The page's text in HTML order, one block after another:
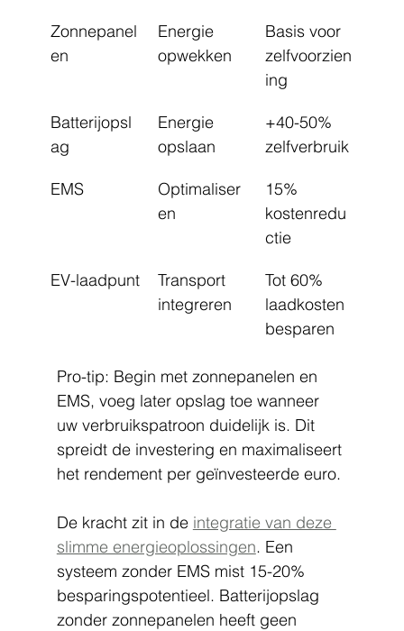
Zonnepanel
en
Energie
opwekken
Basis voor
zelfvoorzien
ing
Batterijopsl
ag
Energie
opslaan
+40-50%
zelfverbruik
EMS
Optimaliser
en
15%
kostenredu
ctie
EV-laadpunt
Transport
integreren
Tot 60%
laadkosten
besparen
Pro-tip: Begin met zonnepanelen en
EMS, voeg later opslag toe wanneer
uw verbruikspatroon duidelijk is. Dit
spreidt de investering en maximaliseert
het rendement per geïnvesteerde euro.
De kracht zit in de integratie van deze
slimme energieoplossingen. Een
systeem zonder EMS mist 15-20%
besparingspotentieel. Batterijopslag
zonder zonnepanelen heeft geen